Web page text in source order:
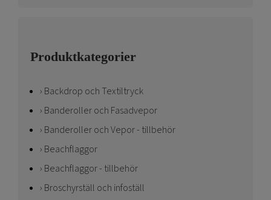
Produktkategorier
Backdrop och Textiltryck
Banderoller och Fasadvepor
Banderoller och Vepor - tillbehör
Beachflaggor
Beachflaggor - tillbehör
Broschyrställ och infoställ